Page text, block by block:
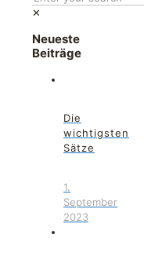
✕
Neueste
Beiträge
Die
wichtigsten
Sätze
1.
September
2023